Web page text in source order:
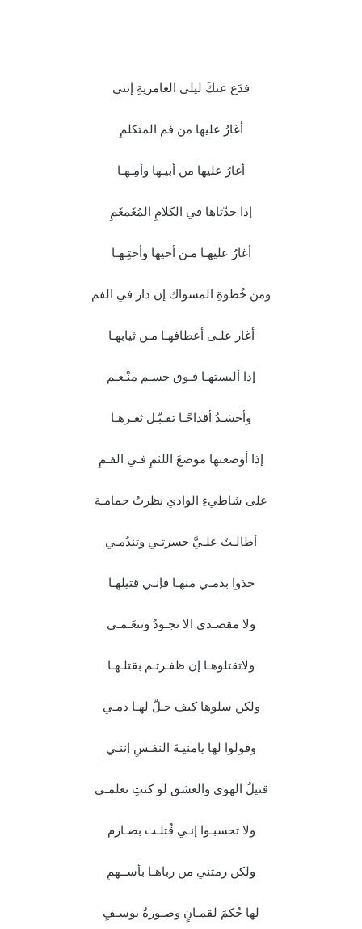
فدَع عنكَ ليلى العامريةِ إنني
أغارُ عليها من فم المتكلمِ
أغارُ عليها من أبيـها وأمِـهـا
إذا حدّثاها في الكلامِ المُغَمغَمِ
أغارُ عليهـا مـن أخيها وأختِـهـا
ومن خُطوةِ المسواك إن دار في الفم
أغار علـى أعطافهـا مـن ثيابهـا
إذا ألبستهـا فـوق جسـم منْـعـم
وأحسَـدُ أقداحًـا تقـبّـل ثغـرهـا
إذا أوضعتها موضعَ اللثمِ فـي الفـمِ
على شاطيءِ الوادي نظرتُ حمامـة
أطالـتْ علـيَّ حسرتـي وتندُمـي
خذوا بدمـي منهـا فإنـي قتيلهـا
ولا مقصـدي الا تجـودُ وتنعَـمـي
ولاتقتلوهـا إن ظفـرتـم بقتلـهـا
ولكن سلوها كيف حـلّ لهـا دمـي
وقولوا لها يامنيـةَ النفـسِ إننـي
قتيلُ الهوى والعشق لو كنتِ تعلمـي
ولا تحسبـوا إنـي قُتلـت بصـارم
ولكن رمتني من رباهـا بأســهمِ
لها حُكمَ لقمـانٍ وصـورةُ يوسـفٍ